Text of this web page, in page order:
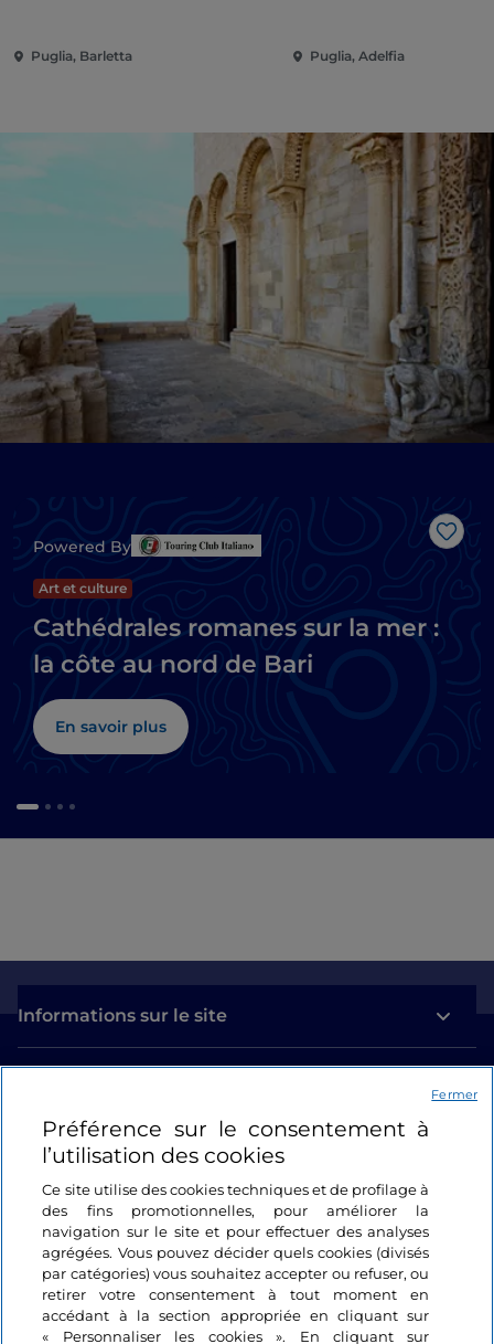
Puglia, Barletta Puglia, Adelfia
Powered By
Art et culture
Cathédrales romanes sur la mer :
la côte au nord de Bari
En savoir plus
Informations sur le site
Se connecter
Suivez-nous
Préférence sur le consentement à
l’utilisation des cookies
Ce site utilise des cookies techniques et de profilage à
des fins promotionnelles, pour améliorer la
navigation sur le site et pour effectuer des analyses
agrégées. Vous pouvez décider quels cookies (divisés
par catégories) vous souhaitez accepter ou refuser, ou
retirer votre consentement à tout moment en
accédant à la section appropriée en cliquant sur
« Personnaliser les cookies ». En cliquant sur
Fermer